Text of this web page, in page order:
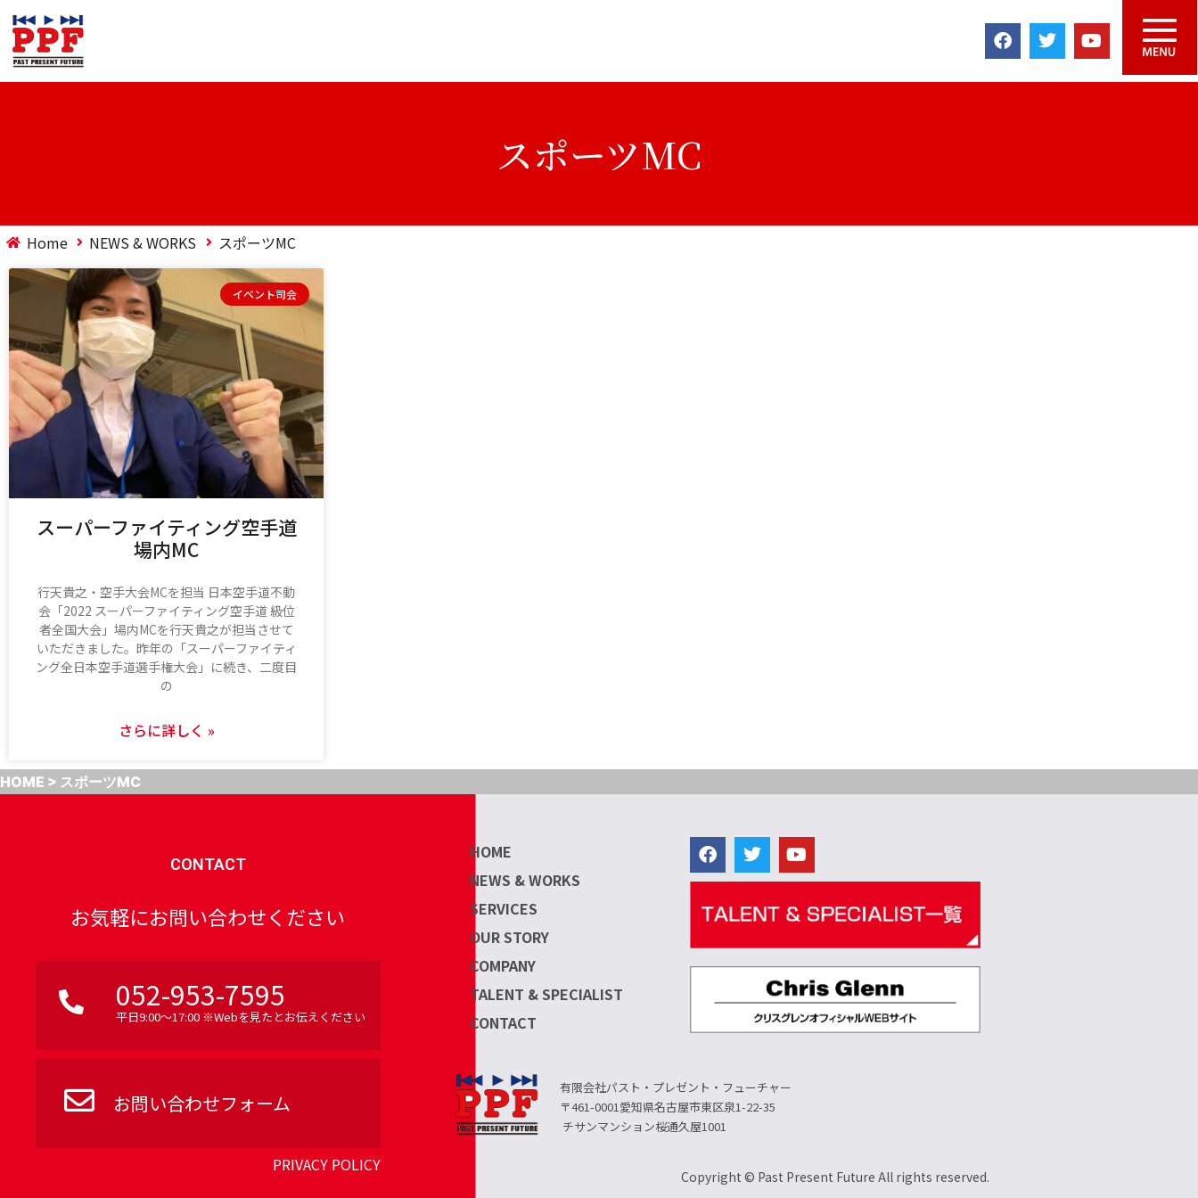
スポーツMC
Home NEWS & WORKS スポーツMC
イベント司会
スーパーファイティング空手道
場内MC
行天貴之・空手大会MCを担当 日本空手道不動
会「2022 スーパーファイティング空手道 級位
者全国大会」場内MCを行天貴之が担当させて
いただきました。昨年の「スーパーファイティ
ング全日本空手道選手権大会」に続き、二度目
の
さらに詳しく »
HOME > スポーツMC
CONTACT
お気軽にお問い合わせください
052-953-7595
平日9:00〜17:00 ※Webを見たとお伝えください
お問い合わせフォーム
PRIVACY POLICY
HOME
NEWS & WORKS
SERVICES
OUR STORY
COMPANY
TALENT & SPECIALIST
CONTACT
有限会社パスト・プレゼント・フューチャー
〒461-0001愛知県名古屋市東区泉1-22-35
チサンマンション桜通久屋1001
Copyright © Past Present Future All rights reserved.